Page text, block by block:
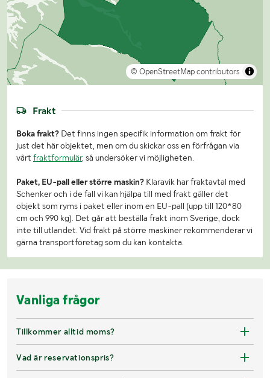
© OpenStreetMap contributors
Frakt
Boka frakt? Det finns ingen specifik information om frakt för
just det här objektet, men om du skickar oss en förfrågan via
vårt fraktformulär, så undersöker vi möjligheten.
Paket, EU-pall eller större maskin? Klaravik har fraktavtal med
Schenker och i de fall vi kan hjälpa till med frakt gäller det
objekt som ryms i paket eller inom en EU-pall (upp till 120*80
cm och 990 kg). Det går att beställa frakt inom Sverige, dock
inte till utlandet. Vid frakt på större maskiner rekommenderar vi
gärna transportföretag som du kan kontakta.
Vanliga frågor
Tillkommer alltid moms?
Vad är reservationspris?